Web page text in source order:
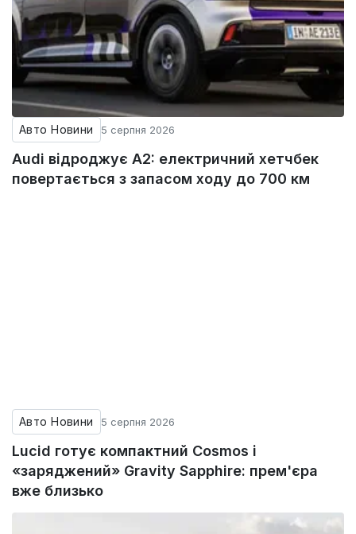
Авто Новини 5 серпня 2026
Audi відроджує A2: електричний хетчбек
повертається з запасом ходу до 700 км
Авто Новини 5 серпня 2026
Lucid готує компактний Cosmos і
«заряджений» Gravity Sapphire: прем'єра
вже близько